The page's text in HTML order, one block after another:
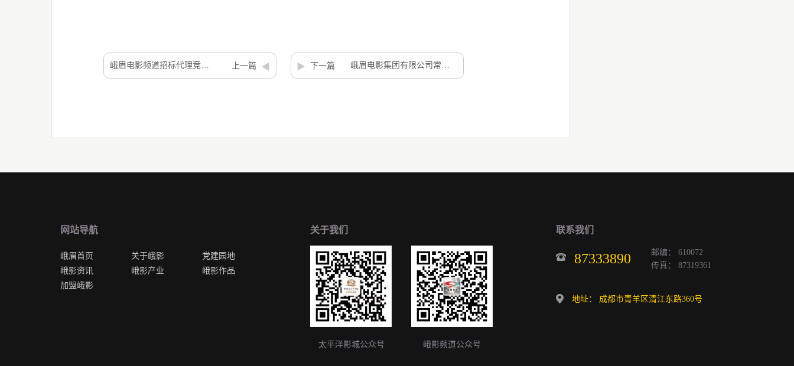
峨眉电影频道招标代理竞争性谈判结果公示 上一篇 下一篇 峨眉电影集团有限公司常年法律顾问服务项目竞争性磋商公告
网站导航 关于我们 联系我们
峨眉首页 关于峨影
党建园地
峨影资讯
峨影产业
峨影作品
加盟峨影
太平洋影城公众号 峨影频道公众号
87333890
邮编： 610072
传真： 87319361
地址： 成都市青羊区清江东路360号